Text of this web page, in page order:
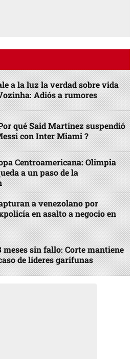
a la luz la verdad sobre vida
Adiós a rumores
qué Said Martínez suspendió
con Inter Miami ?
Centroamericana: Olimpia
a un paso de la
a venezolano por
en asalto a negocio en
meses sin fallo: Corte mantiene
de líderes garífunas